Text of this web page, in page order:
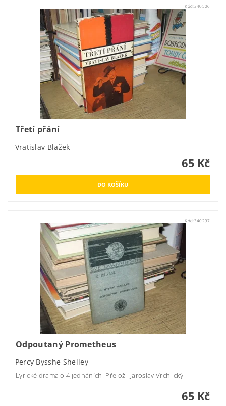
Kód: 340506
Třetí přání
Vratislav Blažek
65 Kč
Kód: 340297
Odpoutaný Prometheus
Percy Bysshe Shelley
Lyrické drama o 4 jednáních. Přeložil Jaroslav Vrchlický
65 Kč